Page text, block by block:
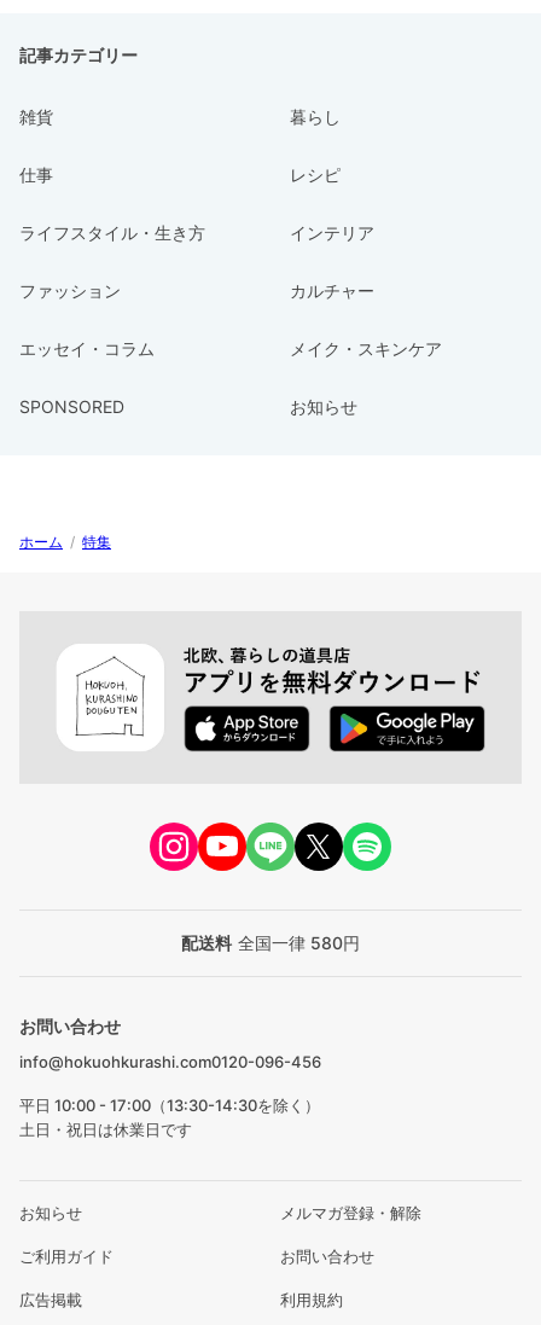
記事カテゴリー
雑貨 暮らし
仕事 レシピ
ライフスタイル・生き方 インテリア
ファッション カルチャー
エッセイ・コラム メイク・スキンケア
SPONSORED お知らせ
ホーム / 特集
配送料 全国一律 580円
お問い合わせ
info@hokuohkurashi.com0120-096-456
平日 10:00 - 17:00（13:30-14:30を除く）
土日・祝日は休業日です
お知らせ メルマガ登録・解除
ご利用ガイド お問い合わせ
広告掲載 利用規約